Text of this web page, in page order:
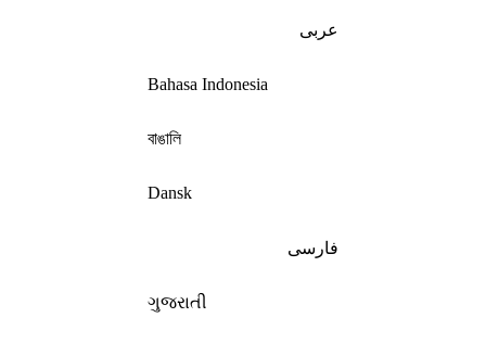
عربى
Bahasa Indonesia
বাঙালি
Dansk
فارسی
ગુજરાતી